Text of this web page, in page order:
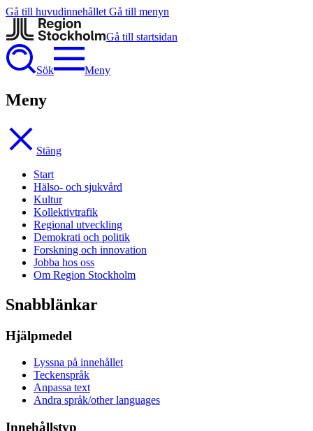
Gå till huvudinnehållet Gå till menyn
Gå till startsidan
Sök Meny
Meny
Stäng
Start
Hälso- och sjukvård
Kultur
Kollektivtrafik
Regional utveckling
Demokrati och politik
Forskning och innovation
Jobba hos oss
Om Region Stockholm
Snabblänkar
Hjälpmedel
Lyssna på innehållet
Teckenspråk
Anpassa text
Andra språk/other languages
Innehållstyp